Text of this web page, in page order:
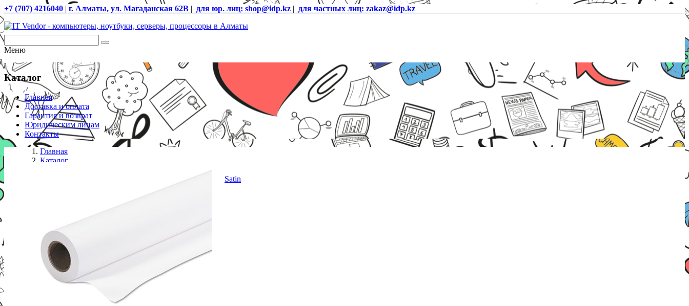
+7 (707) 4216040 | г. Алматы, ул. Магаданская 62В | для юр. лиц: shop@idp.kz | для частных лиц: zakaz@idp.kz
Меню
Каталог
Главная
Доставка и оплата
Гарантия и возврат
Юридическим лицам
Контакты
Главная
Каталог
Рулон 36* GIANT IMAGE RC INKJET PAPER 240g Satin